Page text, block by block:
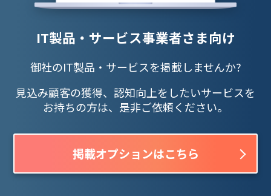
IT製品・サービス事業者さま向け
御社のIT製品・サービスを掲載しませんか?
見込み顧客の獲得、認知向上をしたいサービスを
お持ちの方は、是非ご依頼ください。
掲載オプションはこちら